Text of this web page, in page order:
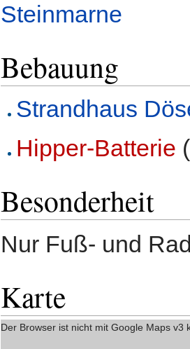
Steinmarne
Bebauung
Strandhaus
Hipper-Batterie
Besonderheit
Nur Fuß- und
Karte
Der Browser ist nicht mit Google Maps v3